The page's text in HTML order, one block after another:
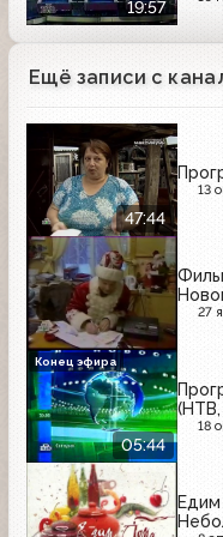
19:57
Ещё записи с
47:44
13
27
05:44
(НТВ,
18
Конец эфира